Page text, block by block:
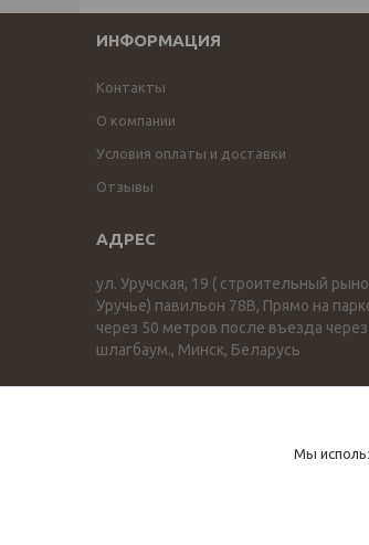
ИНФОРМАЦИЯ
Контакты
О компании
Условия оплаты и доставки
Отзывы
ул. Уручская, 19 ( строительный
Уручье) павильон 78В, Прямо на
через 50 метров после въезда через
шлагбаум., Минск, Беларусь
Мы